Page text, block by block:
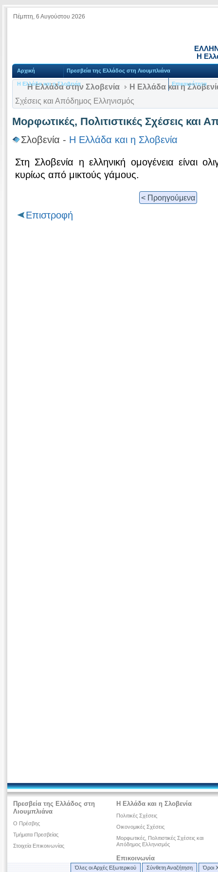
Πέμπτη, 6 Αυγούστου 2026
Η
Αρχική Πρεσβεία της Ελλάδος στη Λιουμπλιάνα
Η Ελλάδα και η Σλοβενία Επικαιρότητα
Η Ελλάδα στην Σλοβενία
Η Ελλάδα και η
Σχέσεις και Απόδημος Ελληνισμός
Μορφωτικές, Πολιτιστικές Σχέσεις και
Σλοβενία - Η Ελλάδα και η Σλοβενία
Στη Σλοβενία η ελληνική ομογένεια είναι
κυρίως από μικτούς γάμους.
< Προηγούμενα
Επιστροφή
Πρεσβεία της Ελλάδος στη
Λιουμπλιάνα
O Πρέσβης
Τμήματα Πρεσβείας
Στοιχεία Επικοινωνίας
Η Ελλάδα και η Σλοβενία
Πολιτικές Σχέσεις
Οικονομικές Σχέσεις
Μορφωτικές, Πολιτιστικές Σχέσεις και
Απόδημος Ελληνισμός
Επικοινωνία
Όλες οι Αρχές Εξωτερικού Σύνθετη Αναζήτηση Όροι